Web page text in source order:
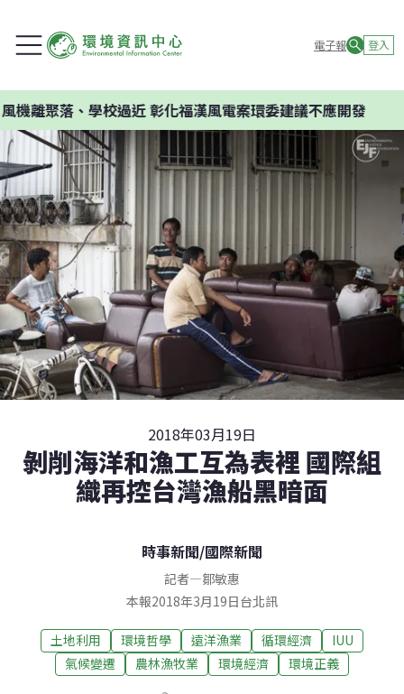
電子報 登入
學校過近 彰化福漢風電案環委建議不應開發
2018年03月19日
剝削海洋和漁工互為表裡 國際組
織再控台灣漁船黑暗面
時事新聞/國際新聞
記者—鄒敏惠
本報2018年3月19日台北訊
土地利用 環境哲學 遠洋漁業 循環經濟
IUU
氣候變遷
農林漁牧業 環境經濟 環境正義